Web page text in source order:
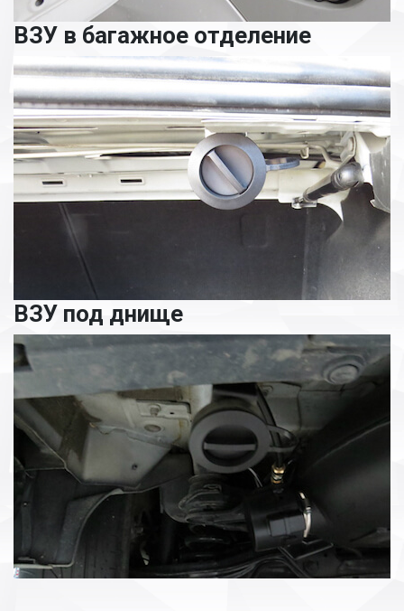
ВЗУ в багажное отделение
ВЗУ под днище